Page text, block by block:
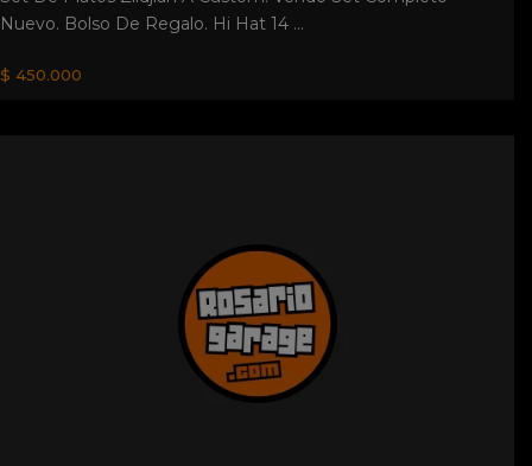
Nuevo. Bolso De Regalo. Hi Hat 14 ...
$ 450.000
Guitarra Eléctrica Ibanez. Guitarra Eléctrica Ibanez
Superstrato 24 Trastes Puente F...